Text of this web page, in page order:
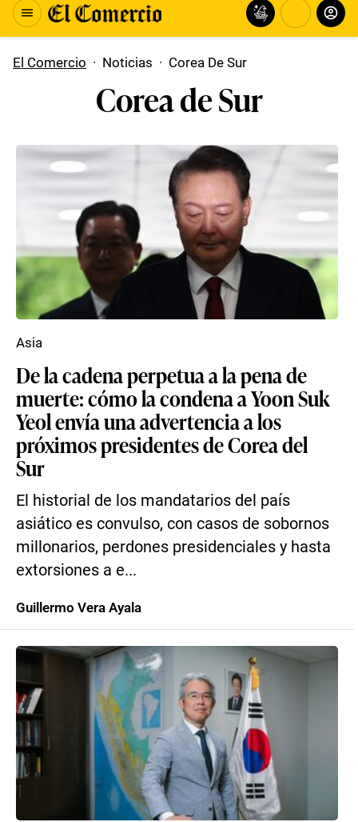
El Comercio · Noticias · Corea De Sur
Corea de Sur
De la cadena perpetua a la pena de
muerte: cómo la condena a Yoon Suk
Yeol envía una advertencia a los
próximos presidentes de Corea del
Sur
El historial de los mandatarios del país
asiático es convulso, con casos de sobornos
millonarios, perdones presidenciales y hasta
extorsiones a e...
Asia
Guillermo Vera Ayala